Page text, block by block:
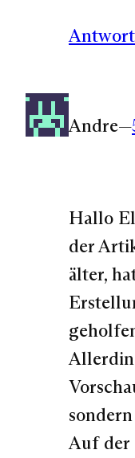
Andre—
Hallo
der
älter,
Auf der